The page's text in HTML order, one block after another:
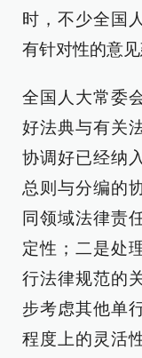
时，不少全国
有针对性的意见
全国人大常委
好法典与有关
协调好已经纳
总则与分编的
同领域法律责
定性；二是处
行法律规范的
步考虑其他单
程度上的灵活